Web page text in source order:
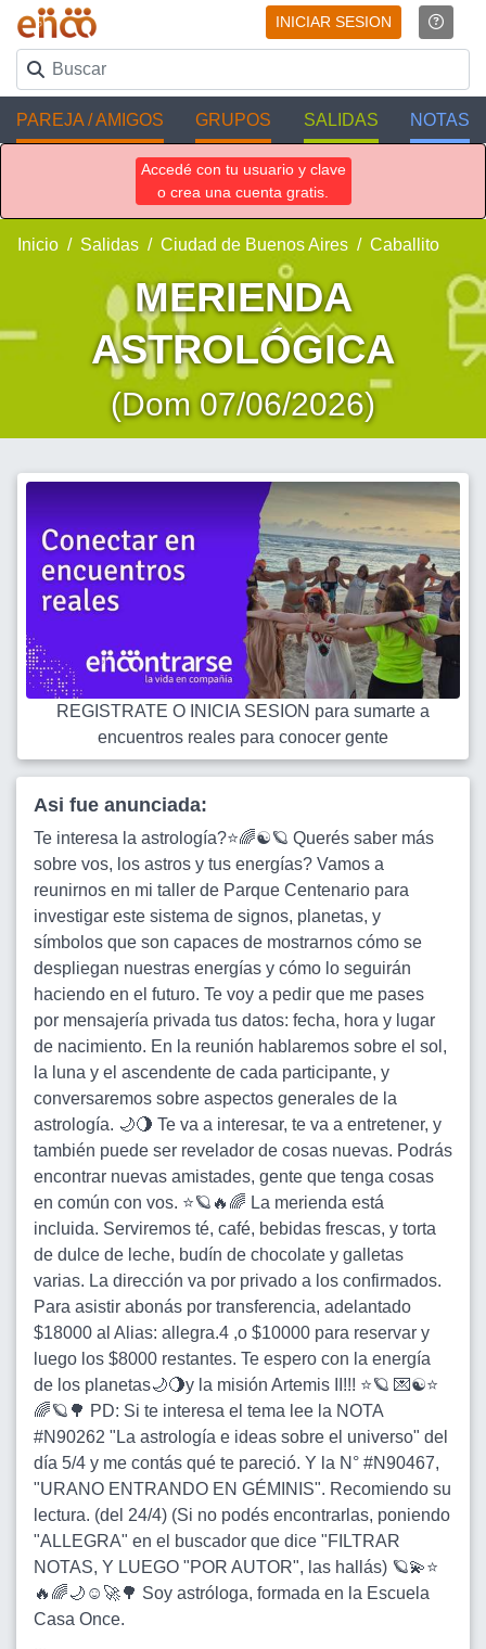
INICIAR SESION
PAREJA / AMIGOS GRUPOS SALIDAS NOTAS
Accedé con tu usuario y clave
o crea una cuenta gratis.
Inicio Salidas Ciudad de Buenos Aires Caballito
MERIENDA
ASTROLÓGICA
(Dom 07/06/2026)
REGISTRATE O INICIA SESION para sumarte a
encuentros reales para conocer gente
Asi fue anunciada:
Te interesa la astrología?⭐🌈☯️🪐 Querés saber más
sobre vos, los astros y tus energías? Vamos a
reunirnos en mi taller de Parque Centenario para
investigar este sistema de signos, planetas, y
símbolos que son capaces de mostrarnos cómo se
despliegan nuestras energías y cómo lo seguirán
haciendo en el futuro. Te voy a pedir que me pases
por mensajería privada tus datos: fecha, hora y lugar
de nacimiento. En la reunión hablaremos sobre el sol,
la luna y el ascendente de cada participante, y
conversaremos sobre aspectos generales de la
astrología. 🌙🌖 Te va a interesar, te va a entretener, y
también puede ser revelador de cosas nuevas. Podrás
encontrar nuevas amistades, gente que tenga cosas
en común con vos. ⭐🪐🔥🌈 La merienda está
incluida. Serviremos té, café, bebidas frescas, y torta
de dulce de leche, budín de chocolate y galletas
varias. La dirección va por privado a los confirmados.
Para asistir abonás por transferencia, adelantado
$18000 al Alias: allegra.4 ,o $10000 para reservar y
luego los $8000 restantes. Te espero con la energía
de los planetas🌙🌖y la misión Artemis II!!! ⭐🪐 💌☯️⭐
🌈🪐🌳 PD: Si te interesa el tema lee la NOTA
#N90262 "La astrología e ideas sobre el universo" del
día 5/4 y me contás qué te pareció. Y la N° #N90467,
"URANO ENTRANDO EN GÉMINIS". Recomiendo su
lectura. (del 24/4) (Si no podés encontrarlas, poniendo
"ALLEGRA" en el buscador que dice "FILTRAR
NOTAS, Y LUEGO "POR AUTOR", las hallás) 🪐💫⭐️
🔥🌈🌙☺️🚀🌳 Soy astróloga, formada en la Escuela
Casa Once.
...